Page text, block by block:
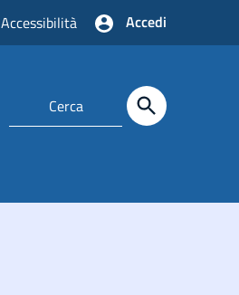
Accessibilità Accedi